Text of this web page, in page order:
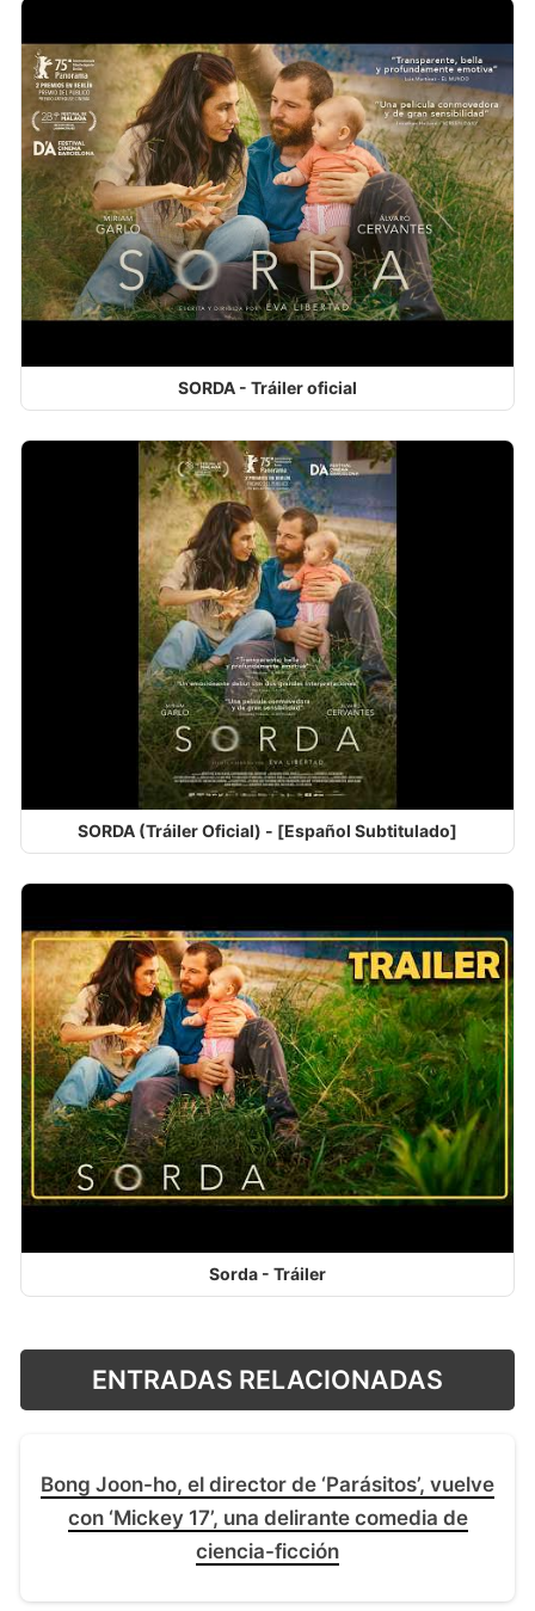
SORDA - Tráiler oficial
SORDA (Tráiler Oficial) - [Español Subtitulado]
Sorda - Tráiler
ENTRADAS RELACIONADAS
Bong Joon-ho, el director de ‘Parásitos’, vuelve
con ‘Mickey 17’, una delirante comedia de
ciencia-ficción